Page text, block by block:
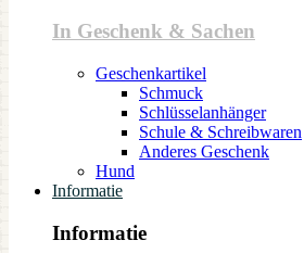
In Geschenk & Sachen
Geschenkartikel
Schmuck
Schlüsselanhänger
Schule & Schreibwaren
Anderes Geschenk
Hund
Informatie
Informatie